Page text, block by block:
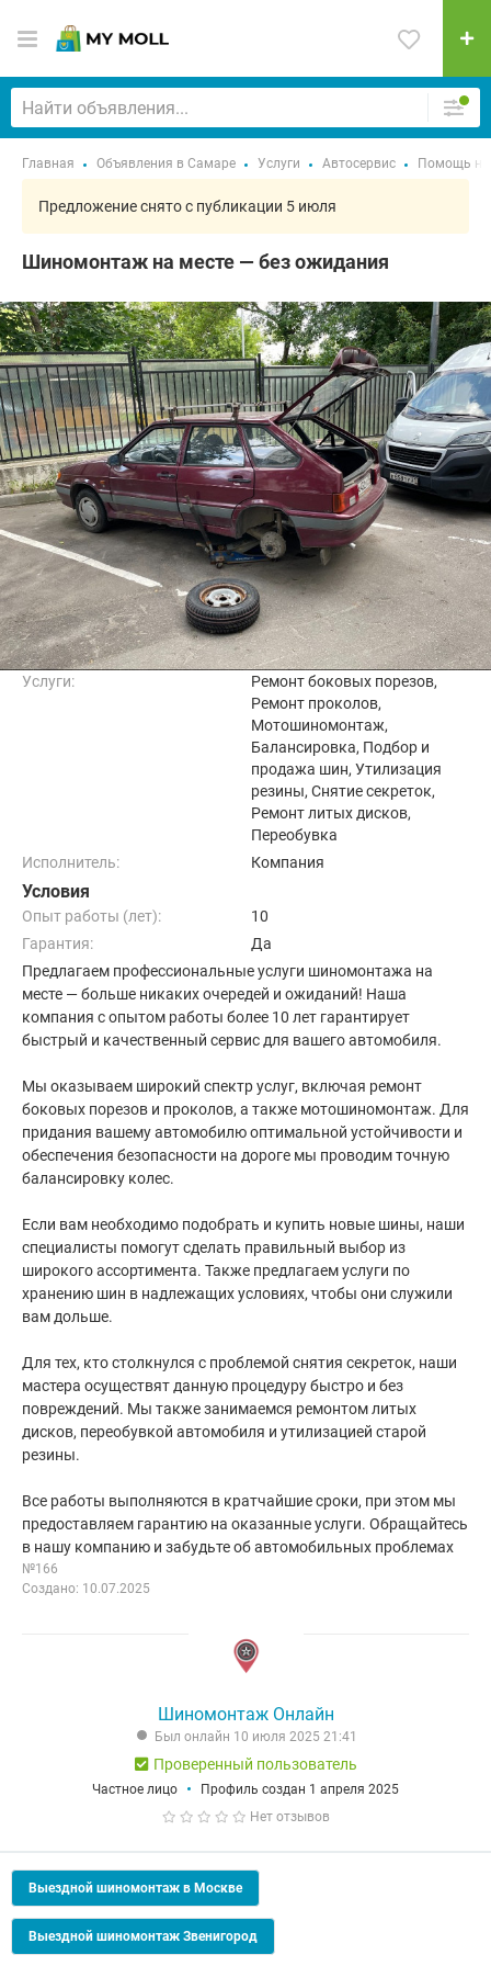
Главная Объявления в Самаре Услуги Автосервис Помощь на
Предложение снято с публикации 5 июля
Шиномонтаж на месте — без ожидания
Услуги:
Ремонт боковых порезов,
Ремонт проколов,
Мотошиномонтаж,
Балансировка, Подбор и
продажа шин, Утилизация
резины, Снятие секреток,
Ремонт литых дисков,
Переобувка
Исполнитель:
Компания
Условия
Опыт работы (лет):
10
Гарантия:
Да
Предлагаем профессиональные услуги шиномонтажа на
месте — больше никаких очередей и ожиданий! Наша
компания с опытом работы более 10 лет гарантирует
быстрый и качественный сервис для вашего автомобиля.
Мы оказываем широкий спектр услуг, включая ремонт
боковых порезов и проколов, а также мотошиномонтаж. Для
придания вашему автомобилю оптимальной устойчивости и
обеспечения безопасности на дороге мы проводим точную
балансировку колес.
Если вам необходимо подобрать и купить новые шины, наши
специалисты помогут сделать правильный выбор из
широкого ассортимента. Также предлагаем услуги по
хранению шин в надлежащих условиях, чтобы они служили
вам дольше.
Для тех, кто столкнулся с проблемой снятия секреток, наши
мастера осуществят данную процедуру быстро и без
повреждений. Мы также занимаемся ремонтом литых
дисков, переобувкой автомобиля и утилизацией старой
резины.
Все работы выполняются в кратчайшие сроки, при этом мы
предоставляем гарантию на оказанные услуги. Обращайтесь
в нашу компанию и забудьте об автомобильных проблемах
№166
Создано: 10.07.2025
Шиномонтаж Онлайн
Был онлайн 10 июля 2025 21:41
Проверенный пользователь
Частное лицо
Профиль создан 1 апреля 2025
Нет отзывов
Выездной шиномонтаж в Москве
Выездной шиномонтаж Звенигород